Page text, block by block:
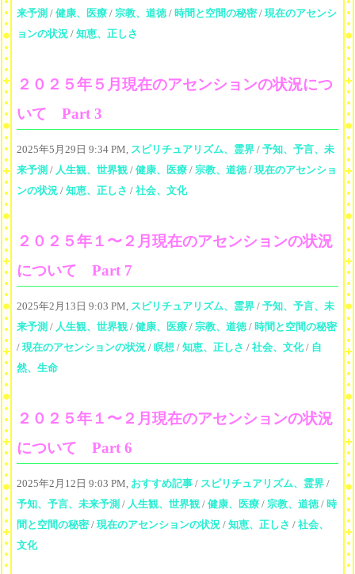
来予測 / 健康、医療 / 宗教、道徳/ 時間と空間の秘密/ 現在のアセンシ
ョンの状況 / 知恵、正しさ
２０２５年５月現在のアセンションの状況につ
いて Part 3
2025年5月29日 9:34 PM, スピリチュアリズム、霊界 / 予知、予言、未
来予測 / 人生観、世界観 / 健康、医療 / 宗教、道徳/ 現在のアセンショ
ンの状況 / 知恵、正しさ / 社会、文化
２０２５年１〜２月現在のアセンションの状況
について Part 7
2025年2月13日 9:03 PM, スピリチュアリズム、霊界 / 予知、予言、未
来予測 / 人生観、世界観 / 健康、医療 / 宗教、道徳/ 時間と空間の秘密
/ 現在のアセンションの状況 / 瞑想 / 知恵、正しさ / 社会、文化/ 自
然、生命
２０２５年１〜２月現在のアセンションの状況
について Part 6
2025年2月12日 9:03 PM, おすすめ記事 / スピリチュアリズム、霊界 /
予知、予言、未来予測 / 人生観、世界観 / 健康、医療 / 宗教、道徳/ 時
間と空間の秘密/ 現在のアセンションの状況 / 知恵、正しさ / 社会、
文化